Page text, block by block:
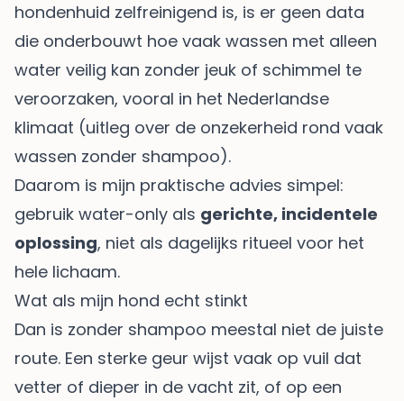
hondenhuid zelfreinigend is, is er geen data
die onderbouwt hoe vaak wassen met alleen
water veilig kan zonder jeuk of schimmel te
veroorzaken, vooral in het Nederlandse
klimaat (uitleg over de onzekerheid rond vaak
wassen zonder shampoo).
Daarom is mijn praktische advies simpel:
gebruik water-only als gerichte, incidentele
oplossing, niet als dagelijks ritueel voor het
hele lichaam.
Wat als mijn hond echt stinkt
Dan is zonder shampoo meestal niet de juiste
route. Een sterke geur wijst vaak op vuil dat
vetter of dieper in de vacht zit, of op een